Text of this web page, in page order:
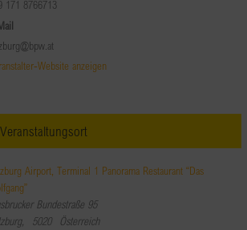
171 8766713
Website anzeigen
Veranstaltungsort
Airport, Terminal 1 Panorama Restaurant “Das
Bundestraße 95
, 5020
Österreich